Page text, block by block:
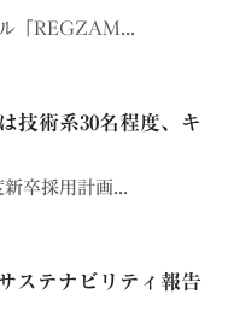
「REGZAM...
技術系30名程度、キ
卒採用計画...
ステナビリティ報告